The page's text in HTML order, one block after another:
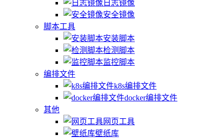
日志镜像
安全镜像
脚本工具
安装脚本
检测脚本
监控脚本
编排文件
k8s编排文件
docker编排文件
其他
网页工具
壁纸库